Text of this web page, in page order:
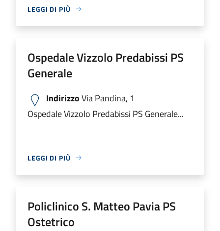
LEGGI DI PIÙ
Ospedale Vizzolo Predabissi PS
Generale
IndirizzoVia Pandina, 1
Ospedale Vizzolo Predabissi PS Generale...
LEGGI DI PIÙ
Policlinico S. Matteo Pavia PS
Ostetrico